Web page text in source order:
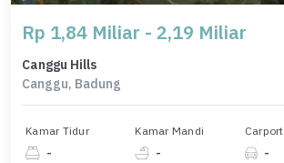
Rp 1,84 Miliar - 2,19 Miliar
Canggu Hills
Canggu, Badung
Kamar Tidur
-
Kamar Mandi
-
Carport
-